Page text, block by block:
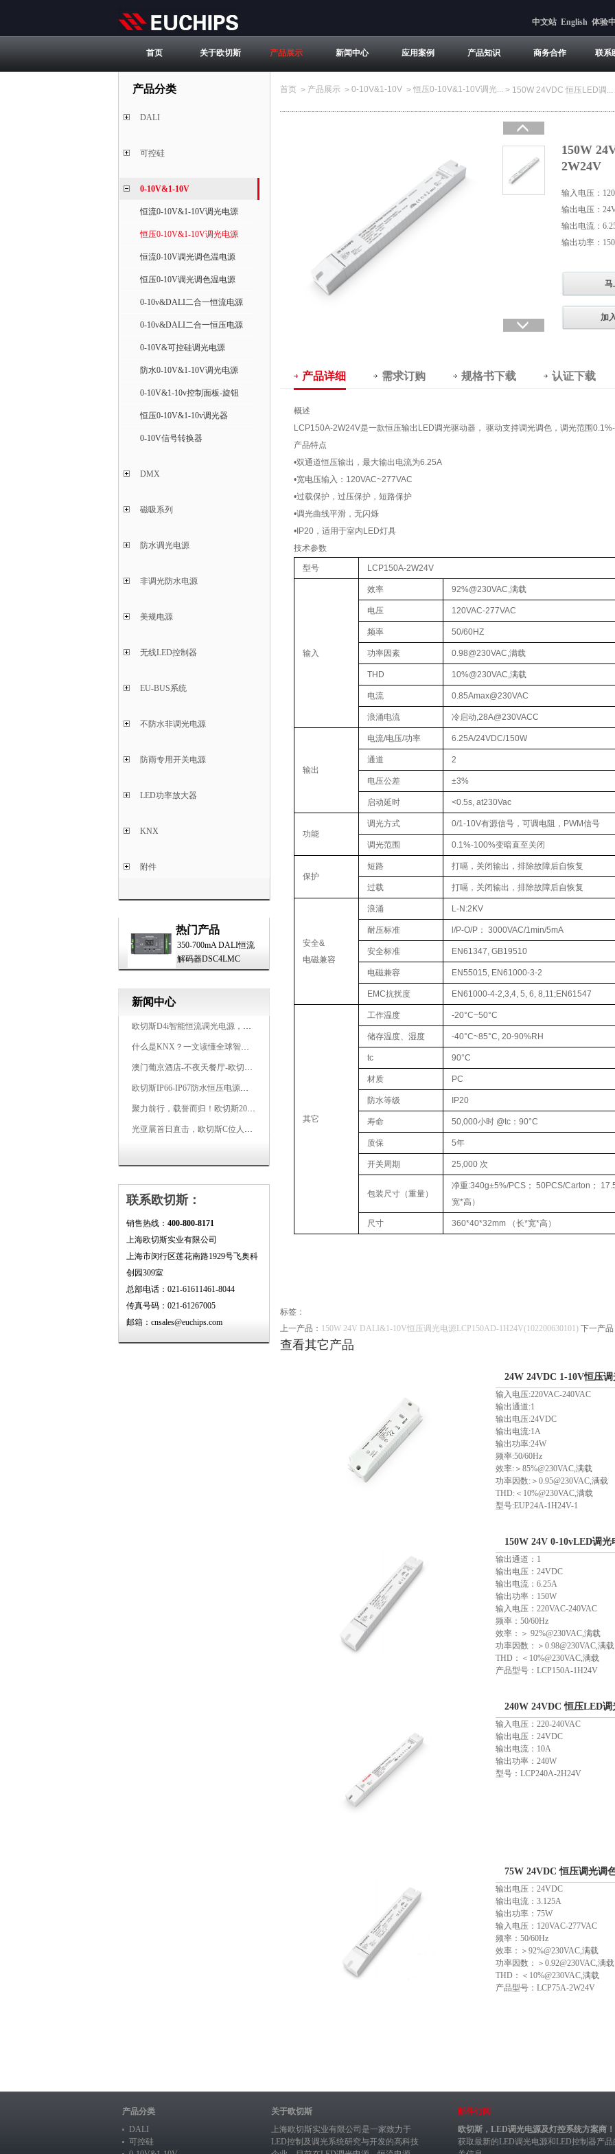
中文站 English 体验
首页 关于欧切斯 产品展示 新闻中心 应用案例 产品知识 商务合作 联系
产品分类
DALI
可控硅
0-10V&1-10V
恒流0-10V&1-10V调光电源
恒压0-10V&1-10V调光电源
恒流0-10V调光调色温电源
恒压0-10V调光调色温电源
0-10v&DALI二合一恒流电源
0-10v&DALI二合一恒压电源
0-10V&可控硅调光电源
防水0-10V&1-10V调光电源
0-10V&1-10v控制面板-旋钮
恒压0-10V&1-10v调光器
0-10V信号转换器
DMX
磁吸系列
防水调光电源
非调光防水电源
美规电源
无线LED控制器
EU-BUS系统
不防水非调光电源
防雨专用开关电源
LED功率放大器
KNX
附件
热门产品
350-700mA DALI恒流
解码器DSC4LMC
新闻中心
欧切斯D4i智能恒流调光电源，引领未来照明生态
什么是KNX？一文读懂全球智能建筑控制标准
澳门葡京酒店-不夜天餐厅-欧切斯KNX智能控制系统打造高端智慧空间
欧切斯IP66-IP67防水恒压电源，无惧风雨，智稳如一
聚力前行，载誉而归！欧切斯2026光亚展完美收官
光亚展首日直击，欧切斯C位人气爆棚-双奖加冕，实力再出圈
联系欧切斯：
销售热线： 400-800-8171
上海欧切斯实业有限公司
上海市闵行区莲花南路1929号飞奥科
创园309室
总部电话：021-61611461-8044
传真号码：021-61267005
邮箱：cnsales@euchips.com
首页 > 产品展示 > 0-10V&1-10V > 恒压0-10V&1-10V调光... > 150W 24VDC 恒压LED调...
150W
2W24V
输入电压：
输出电压：
输出电流：
输出功率：
马
加
产品详细 需求订购 规格书下载 认证下载
概述
LCP150A-2W24V是一款恒压输出LED调光驱动器， 驱动支持调光调色，调光范围
产品特点
•双通道恒压输出，最大输出电流为6.25A
•宽电压输入：120VAC~277VAC
•过载保护，过压保护，短路保护
•调光曲线平滑，无闪烁
•IP20，适用于室内LED灯具
技术参数
型号 LCP150A-2W24V
输入
效率 92%@230VAC,满载
电压 120VAC-277VAC
频率 50/60HZ
功率因素 0.98@230VAC,满载
THD 10%@230VAC,满载
电流 0.85Amax@230VAC
浪涌电流 冷启动,28A@230VACC
输出
电流/电压/功率 6.25A/24VDC/150W
通道 2
电压公差 ±3%
启动延时 <0.5s, at230Vac
功能
调光方式 0/1-10V有源信号，可调电阻，PWM信号
调光范围 0.1%-100%变暗直至关闭
保护
短路 打嗝，关闭输出，排除故障后自恢复
过载 打嗝，关闭输出，排除故障后自恢复
安全&
电磁兼容
浪涌 L-N:2KV
耐压标准 l/P-O/P： 3000VAC/1min/5mA
安全标准 EN61347, GB19510
电磁兼容 EN55015, EN61000-3-2
EMC抗扰度 EN61000-4-2,3,4, 5, 6, 8,11;EN61547
其它
工作温度 -20°C~50°C
储存温度、湿度 -40°C~85°C, 20-90%RH
tc 90°C
材质 PC
防水等级 IP20
寿命 50,000小时 @tc：90°C
质保 5年
开关周期 25,000 次
包装尺寸（重量）
净重:340g±5%/PCS； 50PCS/Carton；
宽*高）
尺寸 360*40*32mm （长*宽*高）
标签：
上一产品： 150W 24V DALI&1-10V恒压调光电源LCP150AD-1H24V(102200630101) 下一产
查看其它产品
24W 24VDC 1-10V恒压
输入电压:220VAC-240VAC
输出通道:1
输出电压:24VDC
输出电流:1A
输出功率:24W
频率:50/60Hz
效率:＞85%@230VAC,满载
功率因数:＞0.95@230VAC,满载
THD:＜10%@230VAC,满载
型号:EUP24A-1H24V-1
150W 24V 0-10vLED调
输出通道：1
输出电压：24VDC
输出电流：6.25A
输出功率：150W
输入电压：220VAC-240VAC
频率：50/60Hz
效率：＞ 92%@230VAC,满载
功率因数：＞0.98@230VAC,满载
THD：＜10%@230VAC,满载
产品型号：LCP150A-1H24V
240W 24VDC 恒压LED
输入电压：220-240VAC
输出电压：24VDC
输出电流：10A
输出功率：240W
型号：LCP240A-2H24V
75W 24VDC 恒压调光调
(103200560101)
输出电压：24VDC
输出电流：3.125A
输出功率：75W
输入电压：120VAC-277VAC
频率：50/60Hz
效率：＞92%@230VAC,满载
功率因数：＞0.92@230VAC,满载
THD：＜10%@230VAC,满载
产品型号：LCP75A-2W24V
产品分类
DALI
可控硅
关于欧切斯
上海欧切斯实业有限公司是一家致力于
LED控制及调光系统研究与开发的高科技
邮件订阅
欧切斯，LED调光电源及灯控系统方案商！
获取最新的LED调光电源和LED控制器产品